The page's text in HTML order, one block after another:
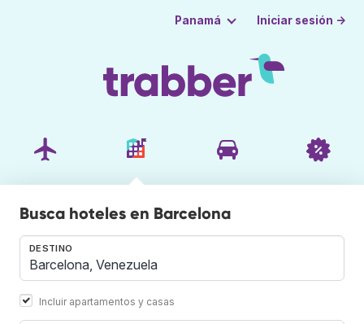
Panamá Iniciar sesión →
Busca hoteles en Barcelona
DESTINO
Incluir apartamentos y casas